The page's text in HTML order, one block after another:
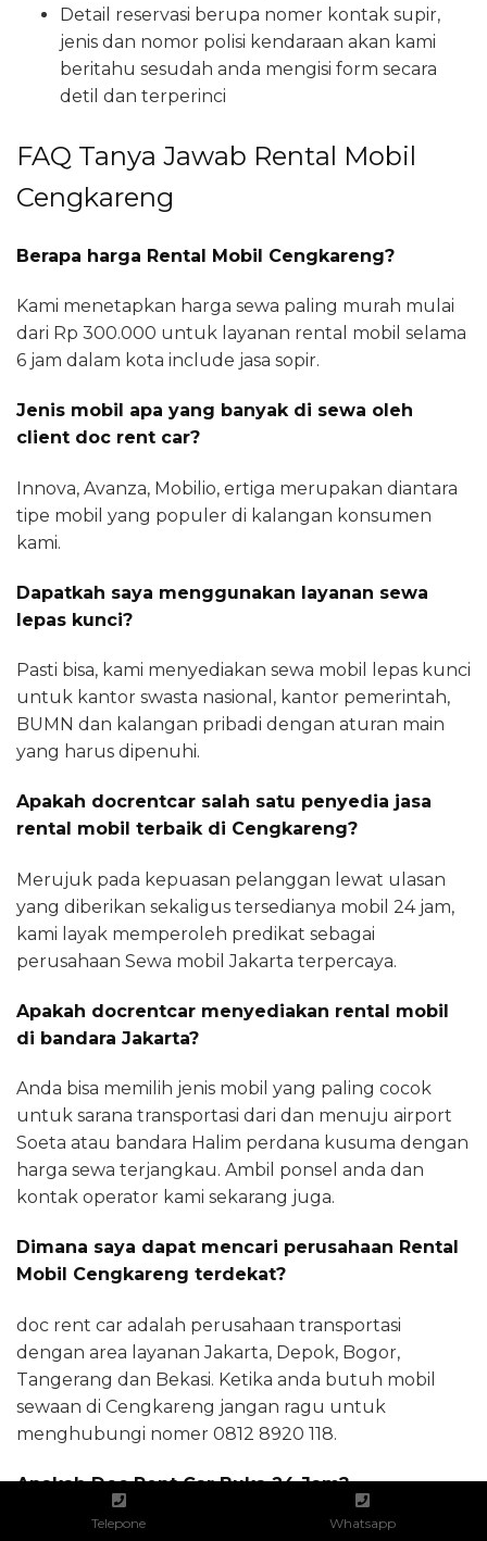
Detail reservasi berupa nomer kontak supir,
jenis dan nomor polisi kendaraan akan kami
beritahu sesudah anda mengisi form secara
detil dan terperinci
FAQ Tanya Jawab Rental Mobil
Cengkareng
Berapa harga Rental Mobil Cengkareng?
Kami menetapkan harga sewa paling murah mulai
dari Rp 300.000 untuk layanan rental mobil selama
6 jam dalam kota include jasa sopir.
Jenis mobil apa yang banyak di sewa oleh
client doc rent car?
Innova, Avanza, Mobilio, ertiga merupakan diantara
tipe mobil yang populer di kalangan konsumen
kami.
Dapatkah saya menggunakan layanan sewa
lepas kunci?
Pasti bisa, kami menyediakan sewa mobil lepas kunci
untuk kantor swasta nasional, kantor pemerintah,
BUMN dan kalangan pribadi dengan aturan main
yang harus dipenuhi.
Apakah docrentcar salah satu penyedia jasa
rental mobil terbaik di Cengkareng?
Merujuk pada kepuasan pelanggan lewat ulasan
yang diberikan sekaligus tersedianya mobil 24 jam,
kami layak memperoleh predikat sebagai
perusahaan Sewa mobil Jakarta terpercaya.
Apakah docrentcar menyediakan rental mobil
di bandara Jakarta?
Anda bisa memilih jenis mobil yang paling cocok
untuk sarana transportasi dari dan menuju airport
Soeta atau bandara Halim perdana kusuma dengan
harga sewa terjangkau. Ambil ponsel anda dan
kontak operator kami sekarang juga.
Dimana saya dapat mencari perusahaan Rental
Mobil Cengkareng terdekat?
doc rent car adalah perusahaan transportasi
dengan area layanan Jakarta, Depok, Bogor,
Tangerang dan Bekasi. Ketika anda butuh mobil
sewaan di Cengkareng jangan ragu untuk
menghubungi nomer 0812 8920 118.
Apakah Doc Rent Car Buka 24 Jam?
Ketika anda butuh jasa rental mobil untuk kegiatan
Telepone Whatsapp